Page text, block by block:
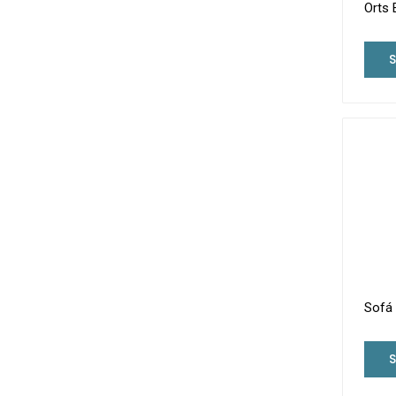
Orts
Sofá